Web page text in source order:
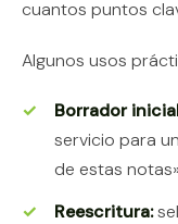
cuantos puntos
Algunos usos
Borrador
servicio para
de estas
Reescritura: